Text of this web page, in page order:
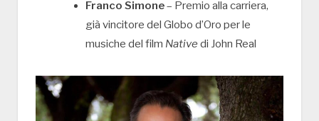
Franco Simone– Premio alla carriera,
già vincitore del Globo d’Oro per le
musiche del film Native di John Real